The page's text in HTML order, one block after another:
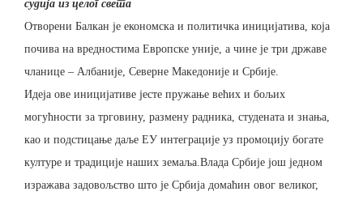
судија из целог света
Отворени Балкан је економска и политичка иницијатива, која
почива на вредностима Европске уније, а чине је три државе
чланице – Албаније, Северне Македоније и Србије.
Идеја ове иницијативе јесте пружање већих и бољих
могућности за трговину, размену радника, студената и знања,
као и подстицање даље ЕУ интеграције уз промоцију богате
културе и традиције наших земаља.Влада Србије још једном
изражава задовољство што је Србија домаћин овог великог,